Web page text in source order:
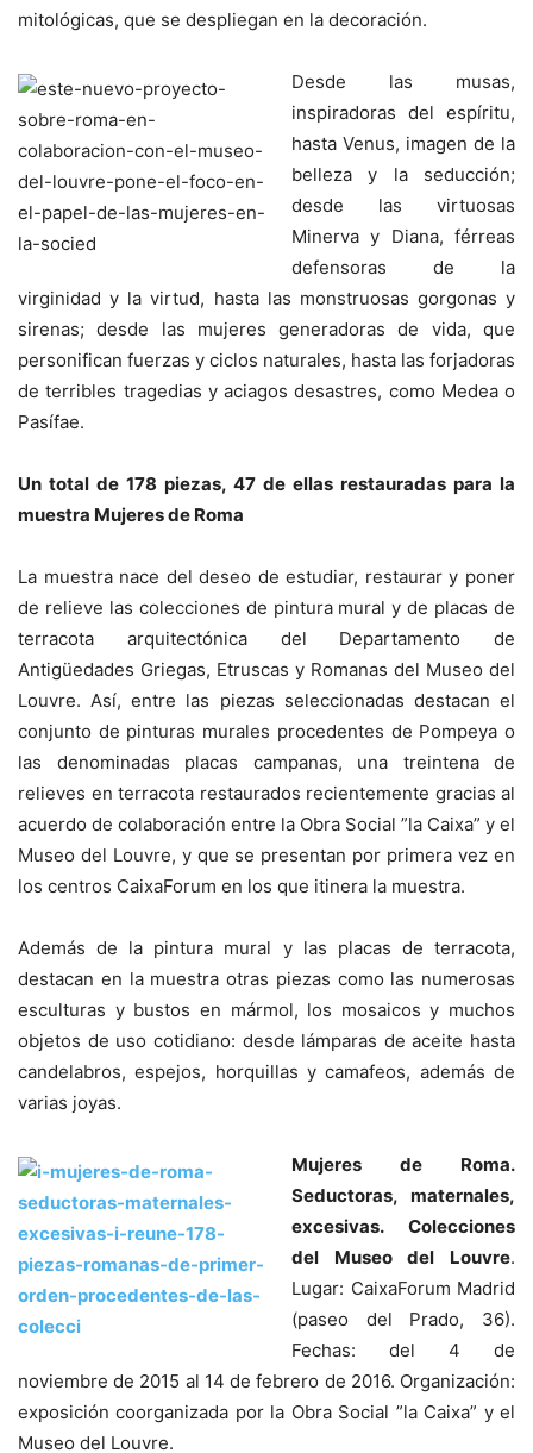
mitológicas, que se despliegan en la decoración.
Desde las musas,
inspiradoras del espíritu,
hasta Venus, imagen de la
belleza y la seducción;
desde las virtuosas
Minerva y Diana, férreas
defensoras de la
virginidad y la virtud, hasta las monstruosas gorgonas y
sirenas; desde las mujeres generadoras de vida, que
personifican fuerzas y ciclos naturales, hasta las forjadoras
de terribles tragedias y aciagos desastres, como Medea o
Pasífae.
Un total de 178 piezas, 47 de ellas restauradas para la
muestra Mujeres de Roma
La muestra nace del deseo de estudiar, restaurar y poner
de relieve las colecciones de pintura mural y de placas de
terracota arquitectónica del Departamento de
Antigüedades Griegas, Etruscas y Romanas del Museo del
Louvre. Así, entre las piezas seleccionadas destacan el
conjunto de pinturas murales procedentes de Pompeya o
las denominadas placas campanas, una treintena de
relieves en terracota restaurados recientemente gracias al
acuerdo de colaboración entre la Obra Social ”la Caixa” y el
Museo del Louvre, y que se presentan por primera vez en
los centros CaixaForum en los que itinera la muestra.
Además de la pintura mural y las placas de terracota,
destacan en la muestra otras piezas como las numerosas
esculturas y bustos en mármol, los mosaicos y muchos
objetos de uso cotidiano: desde lámparas de aceite hasta
candelabros, espejos, horquillas y camafeos, además de
varias joyas.
Mujeres de Roma.
Seductoras, maternales,
excesivas. Colecciones
del Museo del Louvre.
Lugar: CaixaForum Madrid
(paseo del Prado, 36).
Fechas: del 4 de
noviembre de 2015 al 14 de febrero de 2016. Organización:
exposición coorganizada por la Obra Social ”la Caixa” y el
Museo del Louvre.